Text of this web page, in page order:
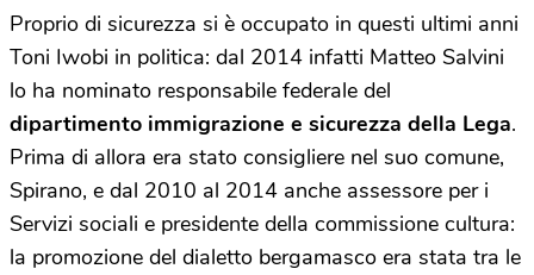
Proprio di sicurezza si è occupato in questi ultimi anni
Toni Iwobi in politica: dal 2014 infatti Matteo Salvini
lo ha nominato responsabile federale del
dipartimento immigrazione e sicurezza della Lega.
Prima di allora era stato consigliere nel suo comune,
Spirano, e dal 2010 al 2014 anche assessore per i
Servizi sociali e presidente della commissione cultura:
la promozione del dialetto bergamasco era stata tra le